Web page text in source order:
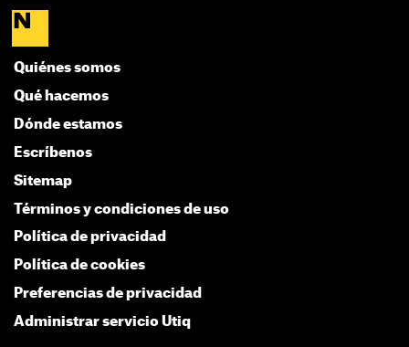
Quiénes somos
Qué hacemos
Dónde estamos
Escríbenos
Sitemap
Términos y condiciones de uso
Política de privacidad
Política de cookies
Preferencias de privacidad
Administrar servicio Utiq